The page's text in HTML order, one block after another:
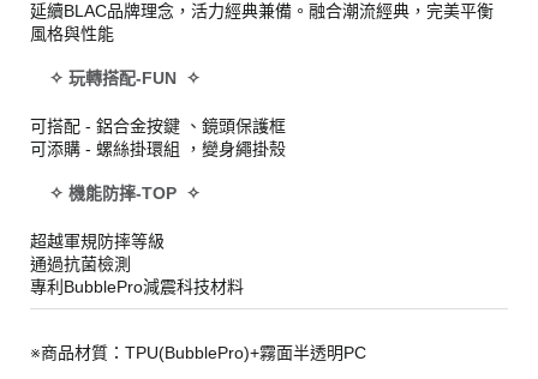
延續BLAC品牌理念，活力經典兼備。融合潮流經典，完美平衡
風格與性能
✧ 玩轉搭配-FUN ✧
可搭配 - 鋁合金按鍵 、鏡頭保護框
可添購 - 螺絲掛環組 ，變身繩掛殼
✧ 機能防摔-TOP ✧
超越軍規防摔等級
通過抗菌檢測
專利BubblePro減震科技材料
※商品材質：TPU(BubblePro)+霧面半透明PC